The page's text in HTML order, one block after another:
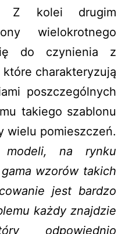
Z kolei drugim
wielokrotnego
do czynienia z
które charakteryzują
poszczególnych
takiego szablonu
wielu pomieszczeń.
modeli, na rynku
wzorów takich
jest bardzo
każdy znajdzie
odpowiednio